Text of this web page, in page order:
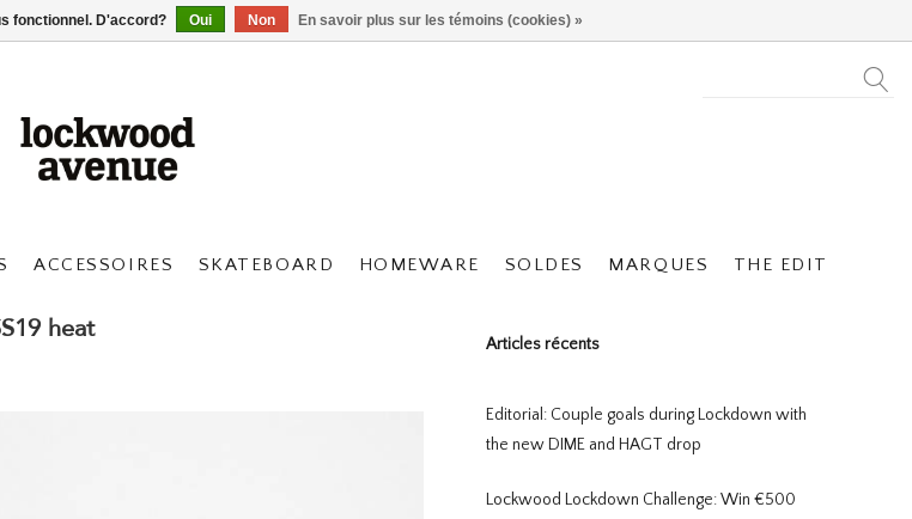
ACCESSOIRES SKATEBOARD HOMEWARE SOLDES MARQUES THE EDIT
heat
Articles récents
Editorial: Couple goals during Lockdown with
the new DIME and HAGT drop
Lockwood Lockdown Challenge: Win €500
fonctionnel. D'accord? Oui Non En savoir plus sur les témoins (cookies) »